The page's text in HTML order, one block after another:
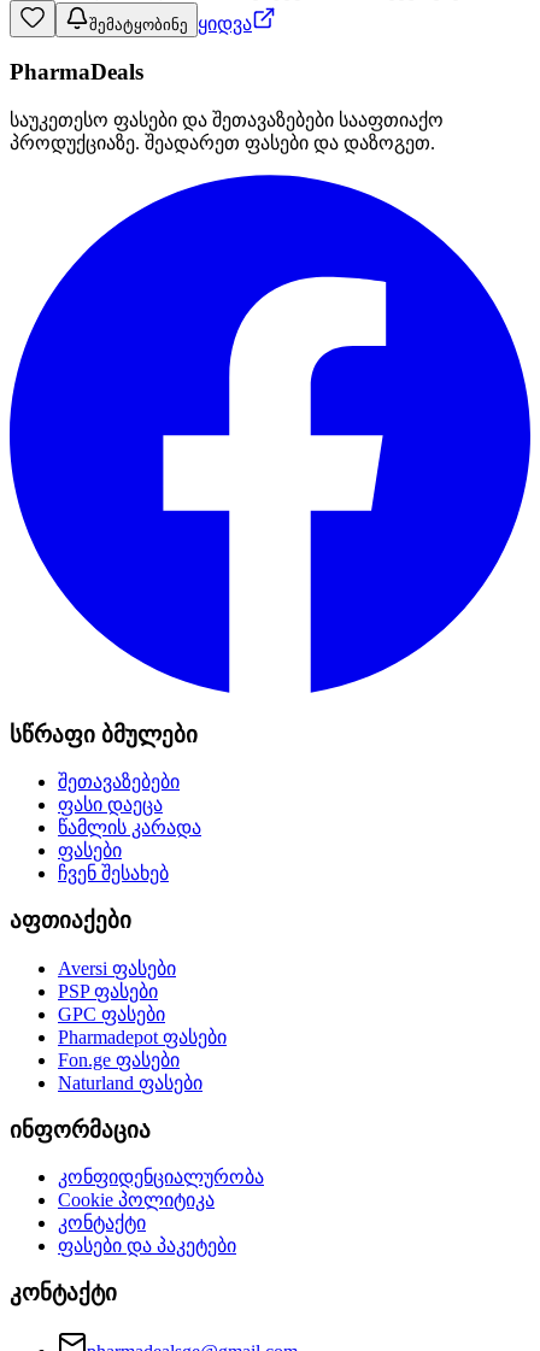
შემატყობინე ყიდვა
PharmaDeals
საუკეთესო ფასები და შეთავაზებები სააფთიაქო
პროდუქციაზე. შეადარეთ ფასები და დაზოგეთ.
სწრაფი ბმულები
შეთავაზებები
ფასი დაეცა
წამლის კარადა
ფასები
ჩვენ შესახებ
აფთიაქები
Aversi ფასები
PSPფასები
GPC ფასები
Pharmadepot ფასები
Fon.ge ფასები
Naturland ფასები
ინფორმაცია
კონფიდენციალურობა
Cookie პოლიტიკა
კონტაქტი
ფასები და პაკეტები
კონტაქტი